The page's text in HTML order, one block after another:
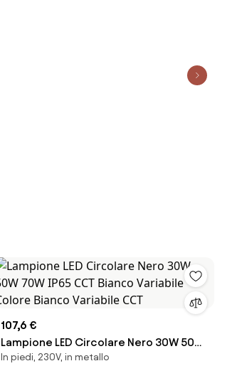
107,6 €
Lampione LED Circolare Nero 30W 50W
70W IP65 CCT Bianco Variabile Colore
In piedi, 230V, in metallo